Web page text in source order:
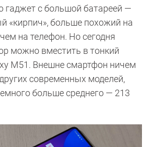
с большой батареей —
«кирпич», больше похожий на
на телефон. Но сегодня
можно вместить в тонкий
M51. Внешне смартфон ничем
современных моделей,
больше среднего — 213